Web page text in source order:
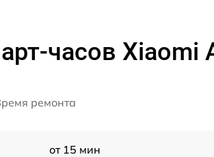
часов Xiaomi
ремонта
от 15 мин